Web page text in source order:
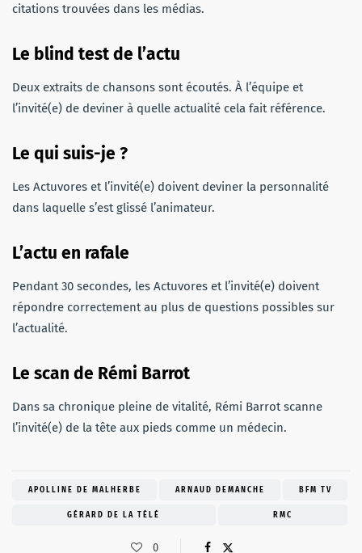
citations trouvées dans les médias.
Le blind test de l’actu
Deux extraits de chansons sont écoutés. À l’équipe et
l’invité(e) de deviner à quelle actualité cela fait référence.
Le qui suis-je ?
Les Actuvores et l’invité(e) doivent deviner la personnalité
dans laquelle s’est glissé l’animateur.
L’actu en rafale
Pendant 30 secondes, les Actuvores et l’invité(e) doivent
répondre correctement au plus de questions possibles sur
l’actualité.
Le scan de Rémi Barrot
Dans sa chronique pleine de vitalité, Rémi Barrot scanne
l’invité(e) de la tête aux pieds comme un médecin.
APOLLINE DE MALHERBE ARNAUD DEMANCHE BFM TV
GÉRARD DE LA TÉLÉ RMC
0